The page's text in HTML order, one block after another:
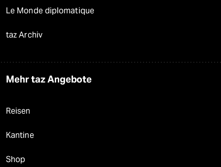
Le Monde diplomatique
taz Archiv
Mehr taz Angebote
Reisen
Kantine
Shop